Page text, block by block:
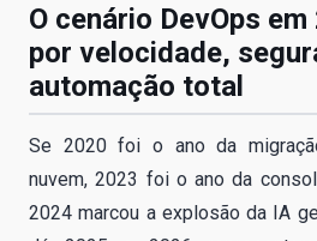
O cenário DevOps
por velocidade,
automação total
Se 2020 foi o ano da
nuvem, 2023 foi o ano da
2024 marcou a explosão da IA